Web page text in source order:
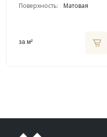
Поверхность:
Матовая
за м²